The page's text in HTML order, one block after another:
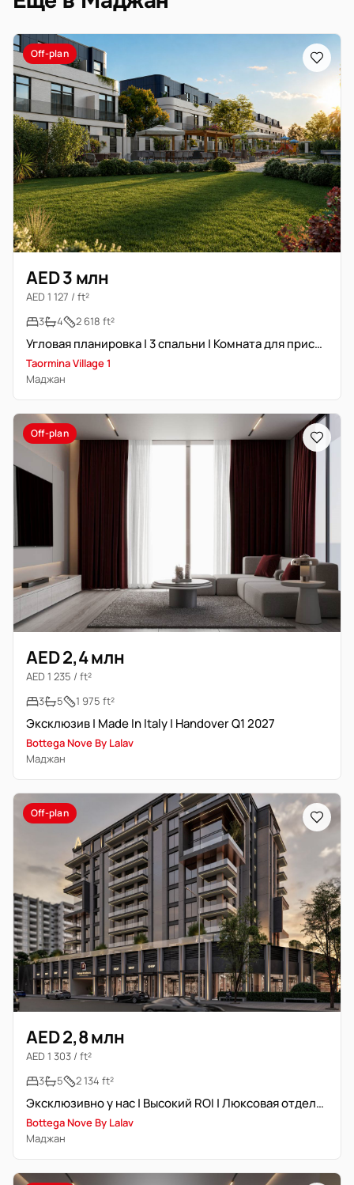
Off-plan
AED 3 млн
AED 1 127 / ft²
3
4 2 618 ft²
Угловая планировка | 3 спальни | Комната для прислуги
Taormina Village 1
Маджан
Off-plan
AED 2,4 млн
AED 1 235 / ft²
3
5 1 975 ft²
Эксклюзив | Made In Italy | Handover Q1 2027
Bottega Nove By Lalav
Маджан
Off-plan
AED 2,8 млн
AED 1 303 / ft²
3
5 2 134 ft²
Эксклюзивно у нас | Высокий ROI | Люксовая отделка
Bottega Nove By Lalav
Маджан